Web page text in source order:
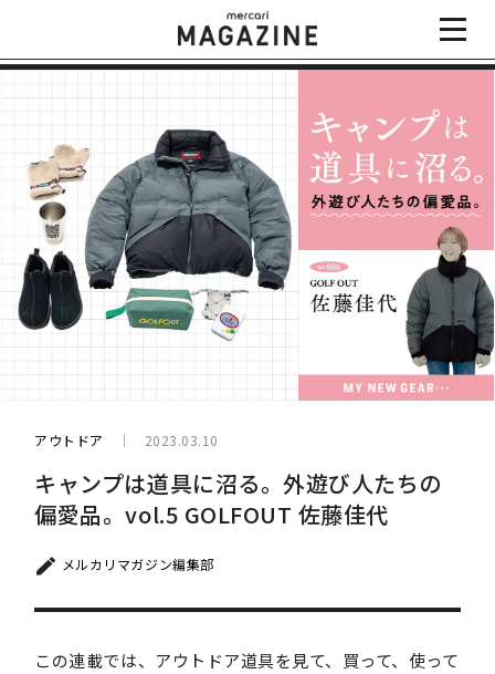
アウトドア 2023.03.10
キャンプは道具に沼る。外遊び人たちの
偏愛品。vol.5 GOLFOUT 佐藤佳代
メルカリマガジン編集部
この連載では、アウトドア道具を見て、買って、使って